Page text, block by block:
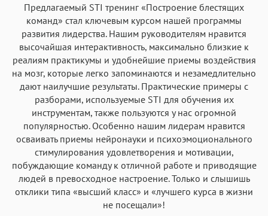
Предлагаемый STI тренинг «Построение блестящих
команд» стал ключевым курсом нашей программы
развития лидерства. Нашим руководителям нравится
высочайшая интерактивность, максимально близкие к
реалиям практикумы и удобнейшие приемы воздействия
на мозг, которые легко запоминаются и незамедлительно
дают наилучшие результаты. Практические примеры с
разборами, используемые STI для обучения их
инструментам, также пользуются у нас огромной
популярностью. Особенно нашим лидерам нравится
осваивать приемы нейронауки и психоэмоционального
стимулирования удовлетворения и мотивации,
побуждающие команду к отличной работе и приводящие
людей в превосходное настроение. Только и слышишь
отклики типа «высший класс» и «лучшего курса в жизни
не посещали»!